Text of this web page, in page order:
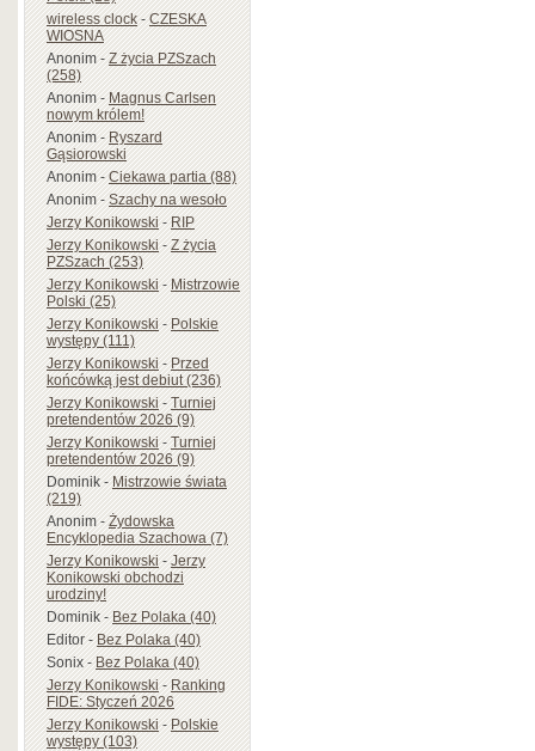
wireless clock-CZESKA
WIOSNA
Anonim-Z życia PZSzach
(258)
Anonim-Magnus Carlsen
nowym królem!
Anonim-Ryszard
Gąsiorowski
Anonim-Ciekawa partia (88)
Anonim-Szachy na wesoło
Jerzy Konikowski-RIP
Jerzy Konikowski-Z życia
PZSzach (253)
Jerzy Konikowski-Mistrzowie
Polski (25)
Jerzy Konikowski-Polskie
występy (111)
Jerzy Konikowski-Przed
końcówką jest debiut (236)
Jerzy Konikowski-Turniej
pretendentów 2026 (9)
Jerzy Konikowski-Turniej
pretendentów 2026 (9)
Dominik-Mistrzowie świata
(219)
Anonim-Żydowska
Encyklopedia Szachowa (7)
Jerzy Konikowski-Jerzy
Konikowski obchodzi
urodziny!
Dominik-Bez Polaka (40)
Editor-Bez Polaka (40)
Sonix-Bez Polaka (40)
Jerzy Konikowski-Ranking
FIDE: Styczeń 2026
Jerzy Konikowski-Polskie
występy (103)